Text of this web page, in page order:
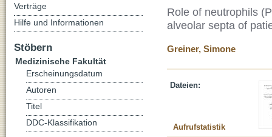
Role of neutrophils
alveolar septa of
Greiner, Simone
Dateien:
Aufrufstatistik
Verträge
Hilfe und Informationen
Stöbern
Medizinische Fakultät
Erscheinungsdatum
Autoren
Titel
DDC-Klassifikation